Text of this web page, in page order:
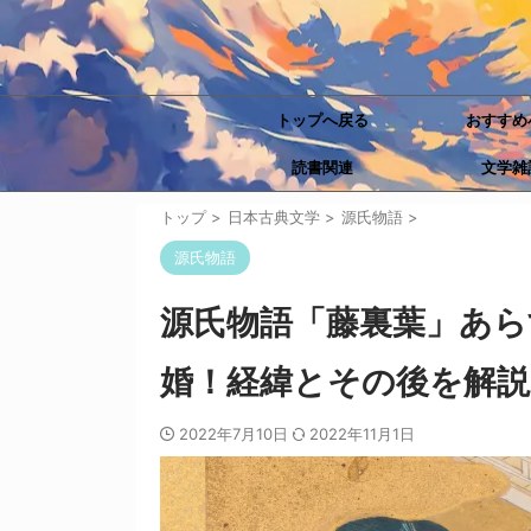
トップへ戻る おすすめ
読書関連 文学雑
トップ > 日本古典文学 > 源氏物語 >
源氏物語
源氏物語「藤裏葉」あ
婚！経緯とその後を解
2022年7月10日 2022年11月1日